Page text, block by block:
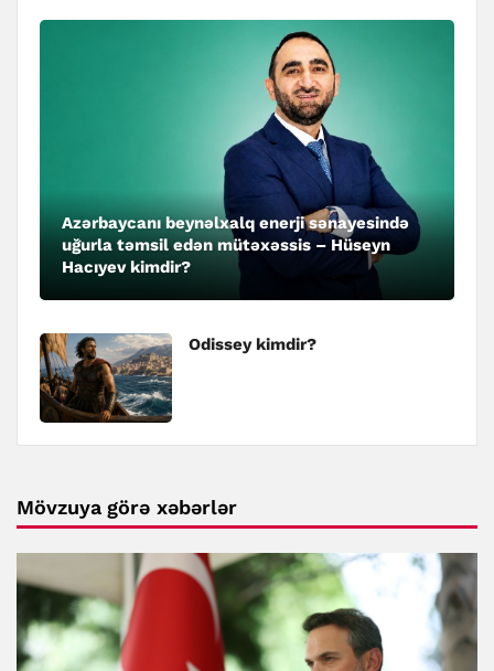
Azərbaycanı beynəlxalq enerji sənayesində
uğurla təmsil edən mütəxəssis – Hüseyn
Hacıyev kimdir?
Odissey kimdir?
Mövzuya görə xəbərlər